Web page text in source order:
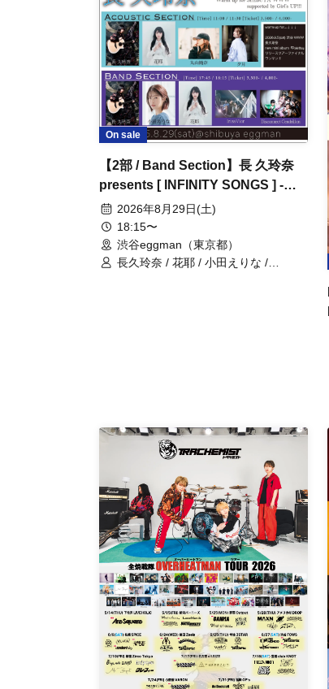
On sale
【2部 / Band Section】長 久玲奈
presents [ INFINITY SONGS ] -
Warm up for SHIBUYA WWW- /
supported by Girl’s UP!!!
2026年8月29日(土)
18:15〜
渋谷eggman（東京都）
長久玲奈 / 花耶 / 小田えりな /